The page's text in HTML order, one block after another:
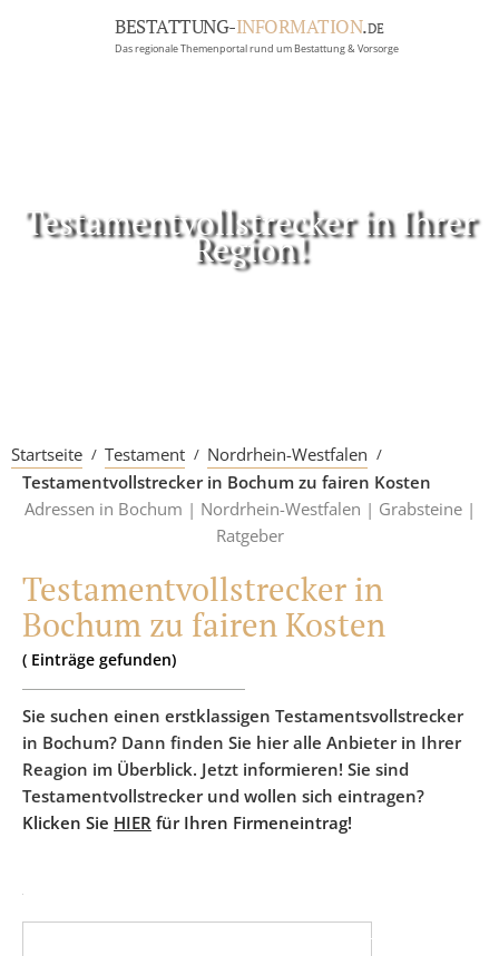
BESTATTUNG-INFORMATION.DE
Das regionale Themenportal rund um Bestattung & Vorsorge
Testamentvollstrecker in Ihrer
Region!
Startseite Testament
Nordrhein-Westfalen
Testamentvollstrecker in Bochum zu fairen Kosten
Adressen in Bochum | Nordrhein-Westfalen | Grabsteine |
Ratgeber
Testamentvollstrecker in
Bochum zu fairen Kosten
( Einträge gefunden)
Sie suchen einen erstklassigen Testamentsvollstrecker
in Bochum? Dann finden Sie hier alle Anbieter in Ihrer
Reagion im Überblick. Jetzt informieren! Sie sind
Testamentvollstrecker und wollen sich eintragen?
Klicken Sie HIER für Ihren Firmeneintrag!